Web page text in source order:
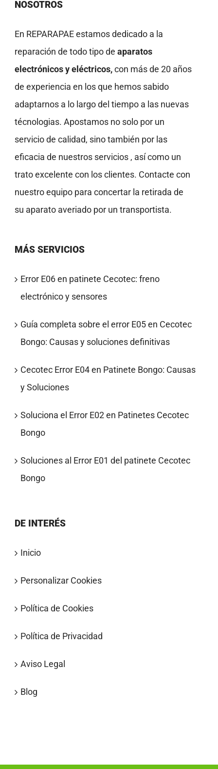
NOSOTROS
En REPARAPAE estamos dedicado a la
reparación de todo tipo de aparatos
electrónicos y eléctricos,con más de 20 años
de experiencia en los que hemos sabido
adaptarnos a lo largo del tiempo a las nuevas
técnologias. Apostamos no solo por un
servicio de calidad, sino también por las
eficacia de nuestros servicios , así como un
trato excelente con los clientes. Contacte con
nuestro equipo para concertar la retirada de
su aparato averiado por un transportista.
MÁS SERVICIOS
Error E06 en patinete Cecotec: freno
electrónico y sensores
Guía completa sobre el error E05 en Cecotec
Bongo: Causas y soluciones definitivas
Cecotec Error E04 en Patinete Bongo: Causas
y Soluciones
Soluciona el Error E02 en Patinetes Cecotec
Bongo
Soluciones al Error E01 del patinete Cecotec
Bongo
DE INTERÉS
Inicio
Personalizar Cookies
Política de Cookies
Política de Privacidad
Aviso Legal
Blog